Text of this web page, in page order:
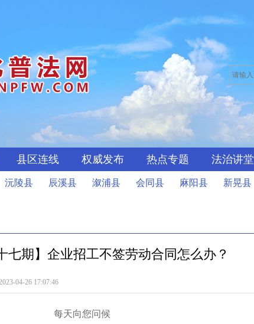
县区连线 权威发布 热点专题 法治讲堂
沅陵县 辰溪县 溆浦县 会同县 麻阳县 新晃县
七期】企业招工不签劳动合同怎么办？
04-26 17:07:46
每天向您问候